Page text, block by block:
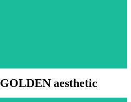
GOLDEN aesthetic